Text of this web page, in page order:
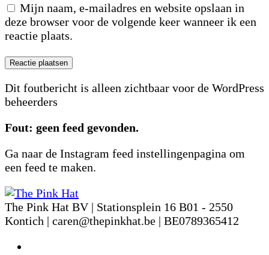
Mijn naam, e-mailadres en website opslaan in
deze browser voor de volgende keer wanneer ik een
reactie plaats.
Dit foutbericht is alleen zichtbaar voor de WordPress
beheerders
Fout: geen feed gevonden.
Ga naar de Instagram feed instellingenpagina om
een feed te maken.
The Pink Hat BV | Stationsplein 16 B01 - 2550
Kontich | caren@thepinkhat.be | BE0789365412